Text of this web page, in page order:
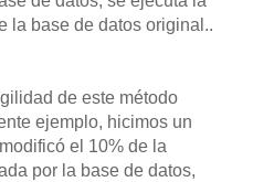
la base de datos original..
de este método
ejemplo, hicimos un
el 10% de la
por la base de datos,